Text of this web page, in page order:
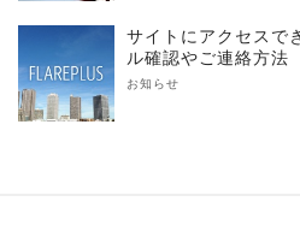
サイトにアクセスで
ル確認やご連絡方法
お知らせ